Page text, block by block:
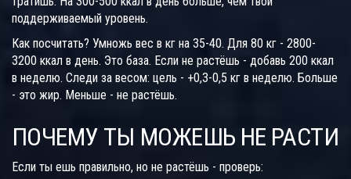
поддерживаемый уровень.
Как посчитать? Умножь вес в кг на 35-40. Для 80 кг - 2800-
3200 ккал в день. Это база. Если не растёшь - добавь 200 ккал
в неделю. Следи за весом: цель - +0,3-0,5 кг в неделю. Больше
- это жир. Меньше - не растёшь.
ПОЧЕМУ ТЫ МОЖЕШЬ НЕ РАСТИ
Если ты ешь правильно, но не растёшь - проверь: